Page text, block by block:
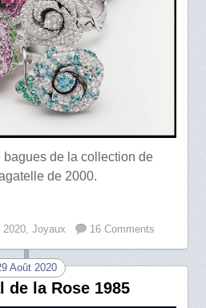
bagues de la collection de
de 2000.
2020 ,Joyaux 16 Comments
Août 2020
de la Rose 1985